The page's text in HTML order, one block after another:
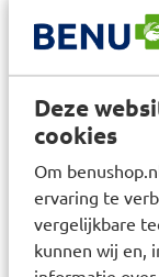
Deze
cookies
Om
ervaring te
vergelijkbare
kunnen wij en,
droge en
hoestdrank
ingrediënten
slijmvlies in de
vermindert
De Bronchostop
alcohol, lactose
hoestdrank.